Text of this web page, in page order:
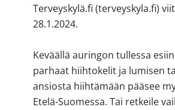
Terveyskylä.fi (terveyskyla.fi)
28.1.2024.
Keväällä auringon tullessa
parhaat hiihtokelit ja lumisen
ansiosta hiihtämään pääsee
Etelä-Suomessa. Tai retkeile